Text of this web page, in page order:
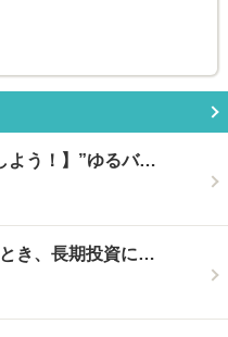
よう！】”ゆるバ…
き、長期投資に…